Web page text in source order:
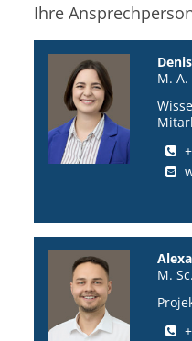
Ihre
M. A.
M. Sc.